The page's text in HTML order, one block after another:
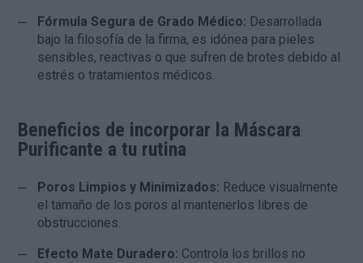
Fórmula Segura de Grado Médico: Desarrollada
bajo la filosofía de la firma, es idónea para pieles
sensibles, reactivas o que sufren de brotes debido al
estrés o tratamientos médicos.
Beneficios de incorporar la Máscara
Purificante a tu rutina
Poros Limpios y Minimizados: Reduce visualmente
el tamaño de los poros al mantenerlos libres de
obstrucciones.
Efecto Mate Duradero: Controla los brillos no